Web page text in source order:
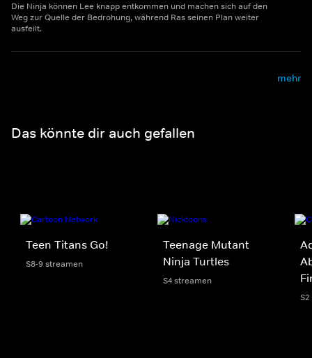
Die Ninja können Lee knapp entkommen und machen sich auf den
Weg zur Quelle der Bedrohung, während Ras seinen Plan weiter
ausfeilt.
mehr
Das könnte dir auch gefallen
Teen Titans Go!
S8-9 streamen
Teenage Mutant
Ninja Turtles
S4 streamen